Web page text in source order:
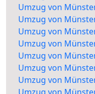
Umzug von
Umzug von
Umzug von
Umzug von
Umzug von
Umzug von
Umzug von